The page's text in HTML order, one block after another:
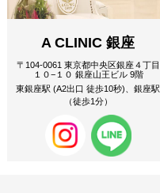
A CLINIC 銀座
〒104-0061 東京都中央区銀座４丁目
１０−１０ 銀座山王ビル 9階
東銀座駅 (A2出口 徒歩10秒)、銀座駅
（徒歩1分）